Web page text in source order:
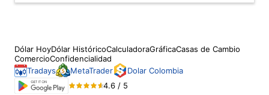
Dólar HoyDólar HistóricoCalculadoraGráficaCasas de Cambio
ComercioConfidencialidad
Tradays
MetaTrader
Dolar Colombia
4.6 / 5